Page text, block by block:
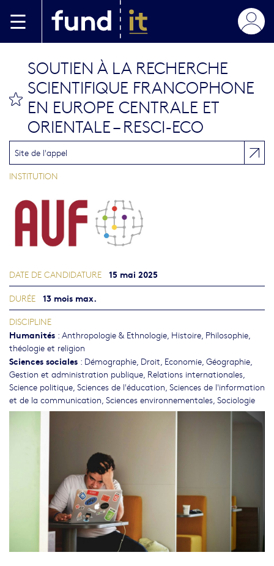
SOUTIEN À LA RECHERCHE
SCIENTIFIQUE FRANCOPHONE
EN EUROPE CENTRALE ET
ORIENTALE – RESCI-ECO
Site de l'appel
INSTITUTION
DATE DE CANDIDATURE 15 mai 2025
DURÉE 13 mois max.
DISCIPLINE
Humanités : Anthropologie & Ethnologie, Histoire, Philosophie,
théologie et religion
Sciences sociales : Démographie, Droit, Economie, Géographie,
Gestion et administration publique, Relations internationales,
Science politique, Sciences de l'éducation, Sciences de l'information
et de la communication, Sciences environnementales, Sociologie